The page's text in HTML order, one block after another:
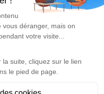
mémoire de Martin
hommage est
Je rends hommage